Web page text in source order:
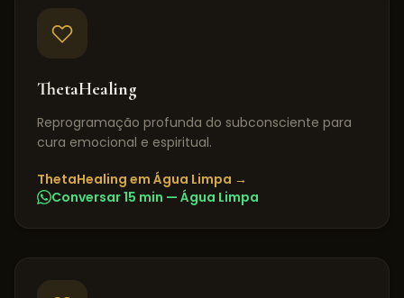
ThetaHealing
Reprogramação profunda do subconsciente para
cura emocional e espiritual.
ThetaHealing em Água Limpa →
Conversar 15 min — Água Limpa